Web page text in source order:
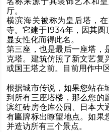
厅。
横滨海关被称为皇后塔，
寺。它建于1934年，因其圆
显女性化而得此名。
第三座，也是最后一座塔，
克塔。建筑仿照了新文艺复
或国王塔之前。目前用作中
根据城市传说，如果您站在
到所有三座塔楼，那么您的
滨红砖房仓库公园、日本大
有匾牌标出瞭望地点。如果
并造访所有三个景点。